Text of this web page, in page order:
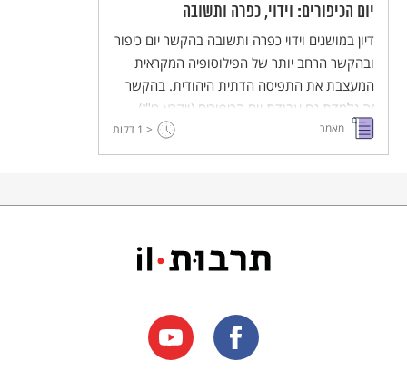
יום הכיפורים: וידוי, כפרה ותשובה
דיון במושגים וידוי כפרה ותשובה בהקשר יום כיפור
ובהקשר הרחב יותר של הפילוסופיה המקראית
המעצבת את התפיסה הדתית היהודית. בהקשר
זה נלמדת גם עבודת יום הכיפורים (ויקרא ט"ז)
סיפור גן העדן (בראשית ג) ספר יונה, הלכות
תשובה לרמב"ם ונוסח תפילת הוידוי הנהוג ביום
מאמר < 1 דקות